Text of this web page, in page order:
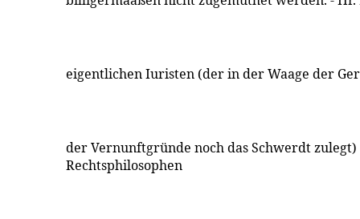
eigentlichen Iuristen (der in der Waage der
der Vernunftgründe noch das Schwerdt
Rechtsphilosophen